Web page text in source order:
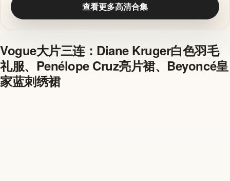
查看更多高清合集
Vogue大片三连：Diane Kruger白色羽毛
礼服、Penélope Cruz亮片裙、Beyoncé皇
家蓝刺绣裙